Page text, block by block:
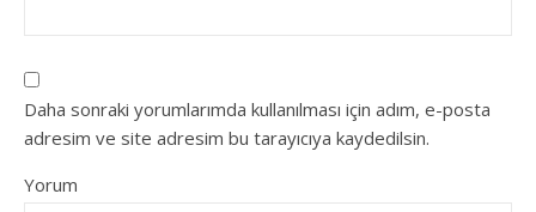
Daha sonraki yorumlarımda kullanılması için adım, e-posta
adresim ve site adresim bu tarayıcıya kaydedilsin.
Yorum